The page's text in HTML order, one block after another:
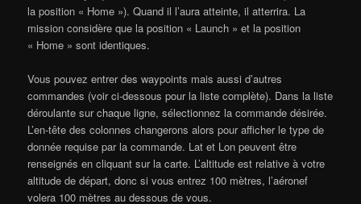
la position « Home »). Quand il l’aura atteinte, il atterrira. La
mission considère que la position « Launch » et la position
« Home » sont identiques.
Vous pouvez entrer des waypoints mais aussi d’autres
commandes (voir ci-dessous pour la liste complète). Dans la liste
déroulante sur chaque ligne, sélectionnez la commande désirée.
L’en-tête des colonnes changerons alors pour afficher le type de
donnée requise par la commande. Lat et Lon peuvent être
renseignés en cliquant sur la carte. L’altitude est relative à votre
altitude de départ, donc si vous entrez 100 mètres, l’aéronef
volera 100 mètres au dessous de vous.